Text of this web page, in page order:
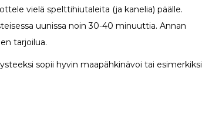
vielä spelttihiutaleita (ja kanelia) päälle.
uunissa noin 30-40 minuuttia. Annan
tarjoilua.
sopii hyvin maapähkinävoi tai esimerkiksi